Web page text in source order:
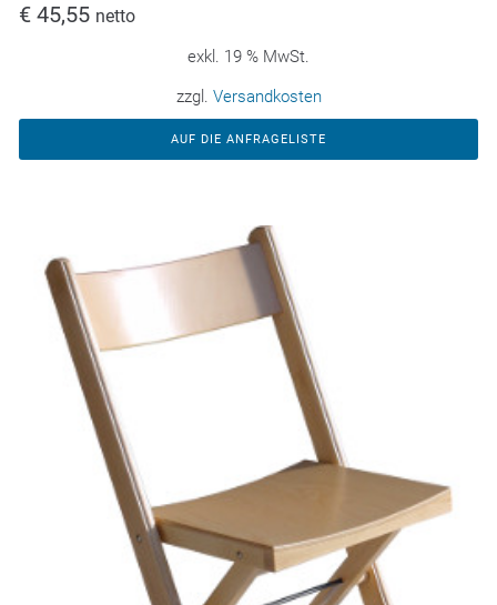
€ 45,55 netto
exkl. 19 % MwSt.
zzgl. Versandkosten
AUF DIE ANFRAGELISTE